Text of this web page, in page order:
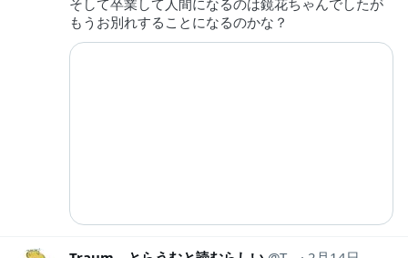
もうお別れすることになるのかな？